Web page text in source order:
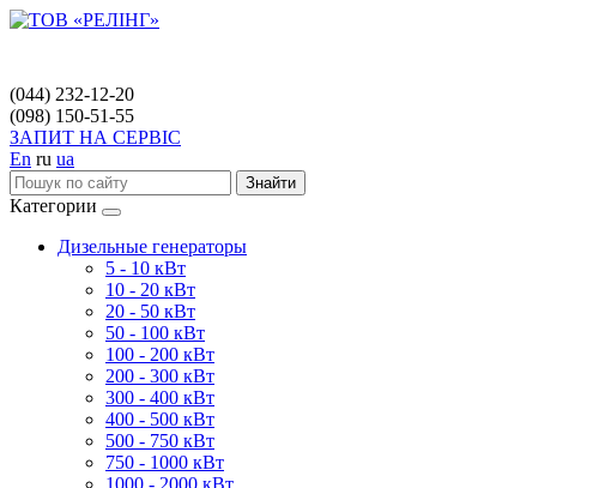
(044) 232-12-20
(098) 150-51-55
ЗАПИТ НА СЕРВІС
En ru ua
Знайти
Категории
Дизельные генераторы
5 - 10 кВт
10 - 20 кВт
20 - 50 кВт
50 - 100 кВт
100 - 200 кВт
200 - 300 кВт
300 - 400 кВт
400 - 500 кВт
500 - 750 кВт
750 - 1000 кВт
1000 - 2000 кВт